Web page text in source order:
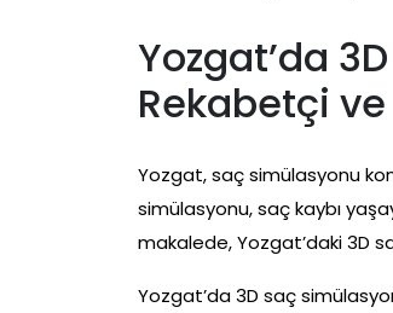
Yozgat’da
Rekabetçi
Yozgat, saç simülasyonu
simülasyonu, saç kaybı
makalede, Yozgat’daki 3D
Yozgat’da 3D saç